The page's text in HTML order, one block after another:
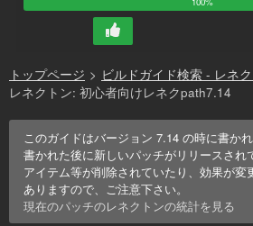
トップページ > ビルドガイド検索 - レネ
レネクトン: 初心者向けレネクpath7.14
このガイドはバージョン7.14 の時に書か
書かれた後に新しいパッチがリリースされ
アイテム等が削除されていたり、効果が変
ありますので、ご注意下さい。
現在のパッチのレネクトンの統計を見る